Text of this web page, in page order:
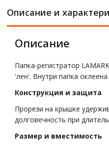
Описание и
Описание
Папка-регистратор
'лен'. Внутри папка
Конструкция и защита
Прорези на крышке
долговечность при
Размер и вместимость